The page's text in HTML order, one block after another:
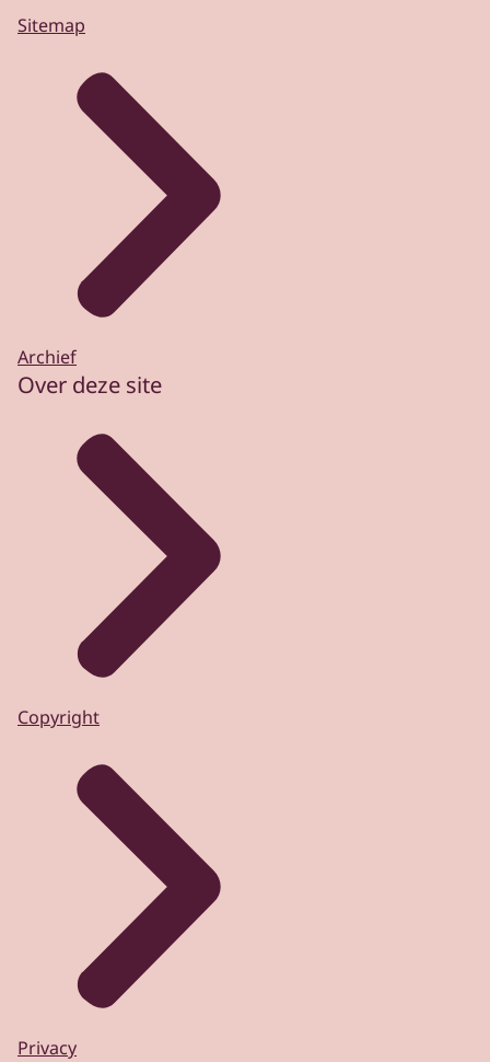
Sitemap
Archief
Over deze site
Copyright
Privacy